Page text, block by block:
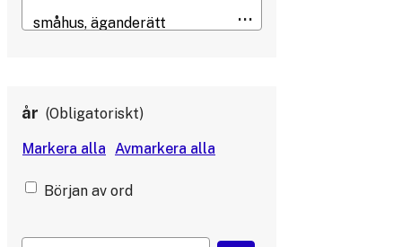
år Obligatoriskt
Början av ord